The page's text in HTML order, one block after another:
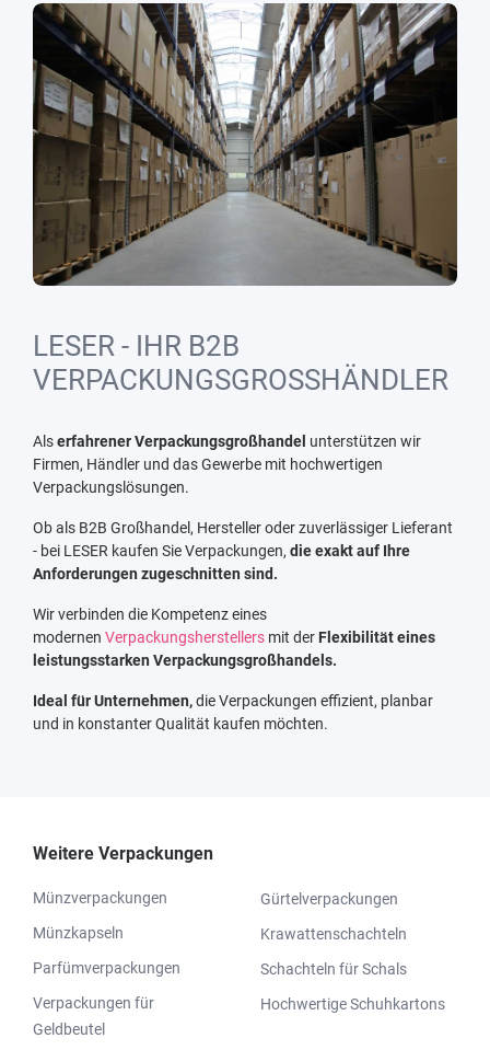
LESER - IHR B2B
VERPACKUNGSGROSSHÄNDLER
Alserfahrener Verpackungsgroßhandel unterstützen wir
Firmen, Händler und das Gewerbe mit hochwertigen
Verpackungslösungen.
Ob als B2B Großhandel, Hersteller oder zuverlässiger Lieferant
- bei LESER kaufen Sie Verpackungen, die exakt auf Ihre
Anforderungen zugeschnitten sind.
Wir verbinden die Kompetenz eines
modernen Verpackungsherstellers mit der Flexibilität eines
leistungsstarken Verpackungsgroßhandels.
Ideal für Unternehmen,die Verpackungen effizient, planbar
und in konstanter Qualität kaufen möchten.
Weitere Verpackungen
Münzverpackungen
Münzkapseln
Parfümverpackungen
Verpackungen für
Geldbeutel
Gürtelverpackungen
Krawattenschachteln
Schachteln für Schals
Hochwertige Schuhkartons